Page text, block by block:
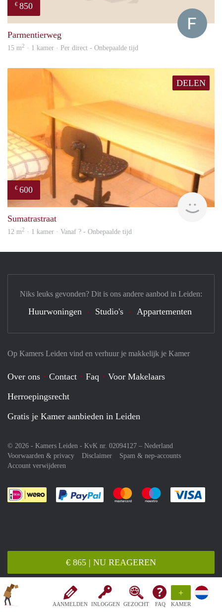
AANMELDEN INLOGGEN GEZOCHT FAQ
+
KAMER
€ 865 | NU REAGEREN
€ 850
Parmentierweg
15 m2 · 1 kamer · Per direct - Onbepaalde tijd
DELEN
€ 600
Sumatrastraat
12 m2 · 1 kamer · Vanaf ? - Onbepaalde tijd
Op Kamers Leiden vind en verhuur je makkelijk je Kamer
Over ons Contact Faq
Voor Makelaars
Herroepingsrecht
Gratis je Kamer aanbieden in Leiden
© 2026 - Kamers Leiden - KvK nr. 02094127 – Nederland
Voorwaarden & privacy
Disclaimer
Spam & nep-accounts
Account verwijderen
Je rekent gemakkelijk af met Paypal
Je rekent gemakkelijk af met
Je rekent
Niks leuks gevonden? Dit is ons andere aanbod in Leiden:
Huurwoningen Studio's Appartementen